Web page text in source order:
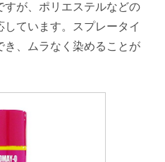
すが、ポリエステルなどの
ています。スプレータイ
き、ムラなく染めることが